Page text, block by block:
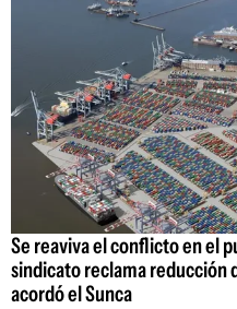
Se reaviva el conflicto en el
sindicato reclama reducción
acordó el Sunca